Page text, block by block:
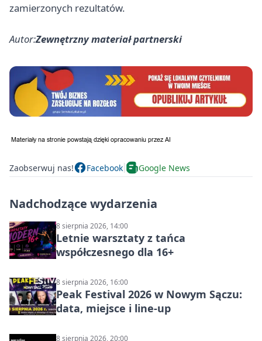
zamierzonych rezultatów.
Autor:Zewnętrzny materiał partnerski
Zaobserwuj nas! Facebook Google News
Nadchodzące wydarzenia
8 sierpnia 2026, 14:00
Letnie warsztaty z tańca
współczesnego dla 16+
8 sierpnia 2026, 16:00
Peak Festival 2026 w Nowym Sączu:
data, miejsce i line-up
8 sierpnia 2026, 20:00